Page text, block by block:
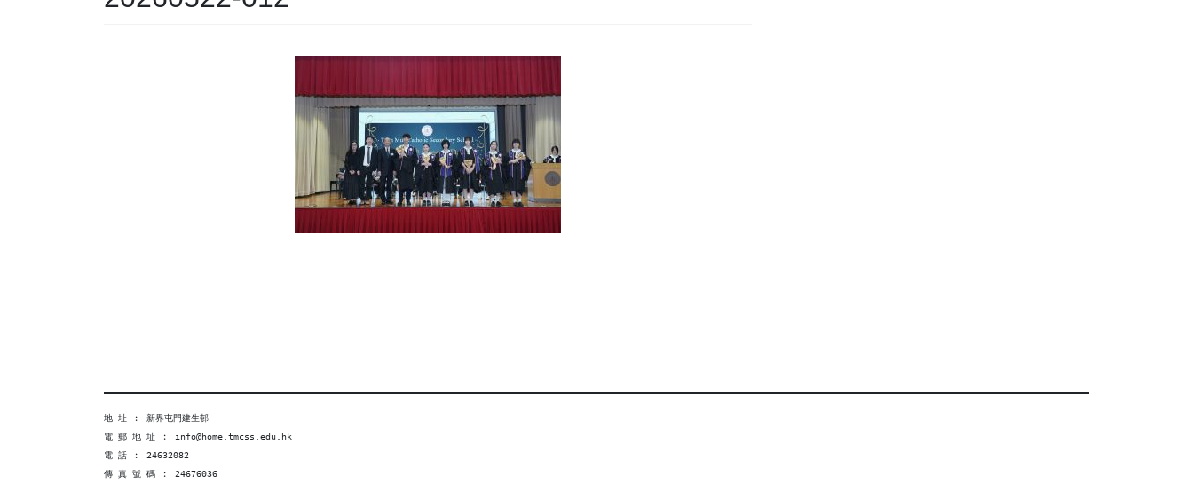
地 址 ︰ 新界屯門建生邨
電 郵 地 址 ︰ info@home.tmcss.edu.hk
電 話 ︰ 24632082
傳 真 號 碼 ︰ 24676036